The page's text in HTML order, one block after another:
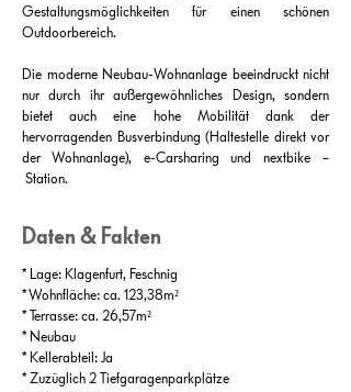
Gestaltungsmöglichkeiten für einen schönen
Outdoorbereich.
Die moderne Neubau-Wohnanlage beeindruckt nicht
nur durch ihr außergewöhnliches Design, sondern
bietet auch eine hohe Mobilität dank der
hervorragenden Busverbindung (Haltestelle direkt vor
der Wohnanlage), e-Carsharing und nextbike –
Station.
Daten & Fakten
* Lage: Klagenfurt, Feschnig
* Wohnfläche: ca. 123,38m²
* Terrasse: ca. 26,57m²
* Neubau
* Kellerabteil: Ja
* Zuzüglich 2 Tiefgaragenparkplätze